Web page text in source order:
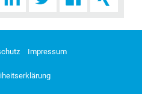
Impressum